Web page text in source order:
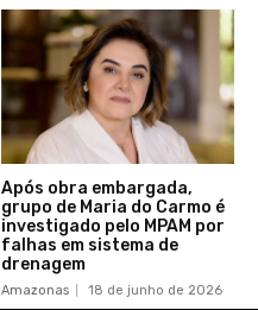
Após obra embargada,
grupo de Maria do Carmo é
investigado pelo MPAM por
falhas em sistema de
drenagem
Amazonas 18 de junho de 2026